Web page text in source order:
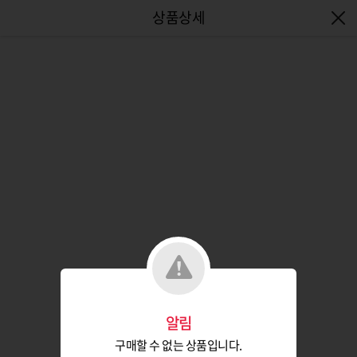
엔터식스몰 - 패션&라이프스타일몰
알림
구매할 수 없는 상품입니다.